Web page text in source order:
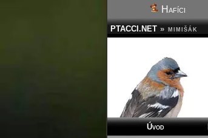
Hafíci
PTACCI.NET » mimišák
Úvod